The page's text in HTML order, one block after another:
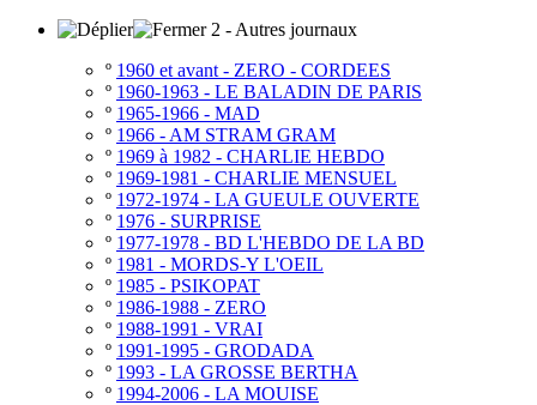
2 - Autres journaux
º 1960 et avant - ZERO - CORDEES
º 1960-1963 - LE BALADIN DE PARIS
º 1965-1966 - MAD
º 1966 - AM STRAM GRAM
º 1969 à 1982 - CHARLIE HEBDO
º 1969-1981 - CHARLIE MENSUEL
º 1972-1974 - LA GUEULE OUVERTE
º 1976 - SURPRISE
º 1977-1978 - BD L'HEBDO DE LA BD
º 1981 - MORDS-Y L'OEIL
º 1985 - PSIKOPAT
º 1986-1988 - ZERO
º 1988-1991 - VRAI
º 1991-1995 - GRODADA
º 1993 - LA GROSSE BERTHA
º 1994-2006 - LA MOUISE